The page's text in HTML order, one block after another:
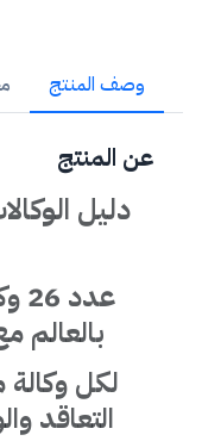
وصف المنتج
عن المنتج
دليل
بالعالم
لكل
التعاقد